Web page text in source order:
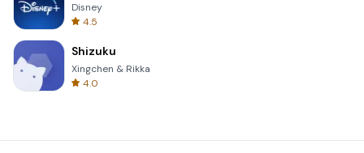
Disney
4.5
Shizuku
Xingchen & Rikka
4.0